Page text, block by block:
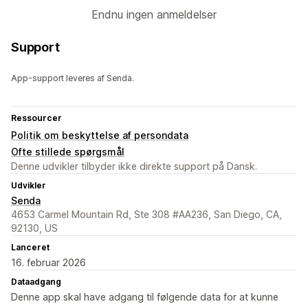
Endnu ingen anmeldelser
Support
App-support leveres af Senda.
Ressourcer
Politik om beskyttelse af persondata
Ofte stillede spørgsmål
Denne udvikler tilbyder ikke direkte support på Dansk.
Udvikler
Senda
4653 Carmel Mountain Rd, Ste 308 #AA236, San Diego, CA,
92130, US
Lanceret
16. februar 2026
Dataadgang
Denne app skal have adgang til følgende data for at kunne